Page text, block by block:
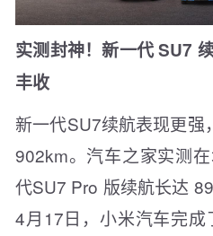
实测封神！新一代 SU7
丰收
新一代SU7续航表现更强
902km。汽车之家实测
代SU7 Pro 版续航长达
4月17日，小米汽车完